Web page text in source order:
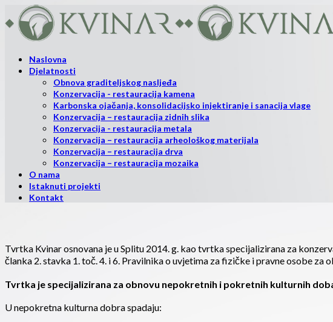
Naslovna
Djelatnosti
Obnova graditeljskog nasljeđa
Konzervacija - restauracija kamena
Karbonska ojačanja, konsolidacijsko injektiranje i sanacija vlage
Konzervacija – restauracija zidnih slika
Konzervacija - restauracija metala
Konzervacija – restauracija arheološkog materijala
Konzervacija – restauracija drva
Konzervacija – restauracija mozaika
O nama
Istaknuti projekti
Kontakt
Tvrtka Kvinar osnovana je u Splitu 2014. g. kao tvrtka specijalizirana za
članka 2. stavka 1. toč. 4. i 6. Pravilnika o uvjetima za fizičke i pravne osobe
Tvrtka je specijalizirana za obnovu nepokretnih i pokretnih kulturnih
U nepokretna kulturna dobra spadaju: